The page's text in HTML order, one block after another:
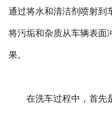
通过将水和清洁剂喷射到
将污垢和杂质从车辆表面
果。
在洗车过程中，首先是